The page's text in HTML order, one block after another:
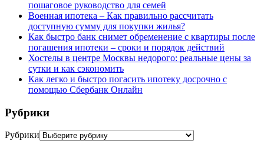
пошаговое руководство для семей
Военная ипотека – Как правильно рассчитать
доступную сумму для покупки жилья?
Как быстро банк снимет обременение с квартиры после
погашения ипотеки – сроки и порядок действий
Хостелы в центре Москвы недорого: реальные цены за
сутки и как сэкономить
Как легко и быстро погасить ипотеку досрочно с
помощью Сбербанк Онлайн
Рубрики
Рубрики